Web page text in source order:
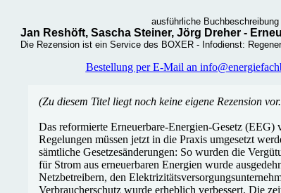
ausführliche Buchbeschreibung
Jan Reshöft, Sascha Steiner, Jörg Dreher -
Die Rezension ist ein Service des BOXER - Infodienst:
Bestellung per E-Mail an
(Zu diesem Titel liegt noch keine eigene Rezension
Das reformierte Erneuerbare-Energien-Gesetz (EEG)
Regelungen müssen jetzt in die Praxis umgesetzt
sämtliche Gesetzesänderungen: So wurden die
für Strom aus erneuerbaren Energien wurde
Netzbetreibern, den
Verbraucherschutz wurde erheblich verbessert. Die